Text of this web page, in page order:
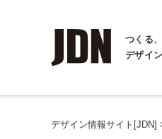
つくる
デザイ
デザイン情報サイト[JDN]